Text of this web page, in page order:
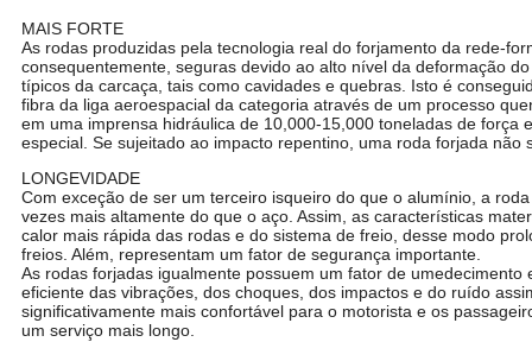
MAIS FORTE
As rodas produzidas pela tecnologia real do forjamento da rede-
consequentemente, seguras devido ao alto nível da deformação
típicos da carcaça, tais como cavidades e quebras. Isto é
fibra da liga aeroespacial da categoria através de um processo
em uma imprensa hidráulica de 10,000-15,000 toneladas de força
especial. Se sujeitado ao impacto repentino, uma roda forjada
LONGEVIDADE
Com exceção de ser um terceiro isqueiro do que o alumínio, a
vezes mais altamente do que o aço. Assim, as características
calor mais rápida das rodas e do sistema de freio, desse modo
freios. Além, representam um fator de segurança importante.
As rodas forjadas igualmente possuem um fator de
eficiente das vibrações, dos choques, dos impactos e do ruído
significativamente mais confortável para o motorista e os
um serviço mais longo.